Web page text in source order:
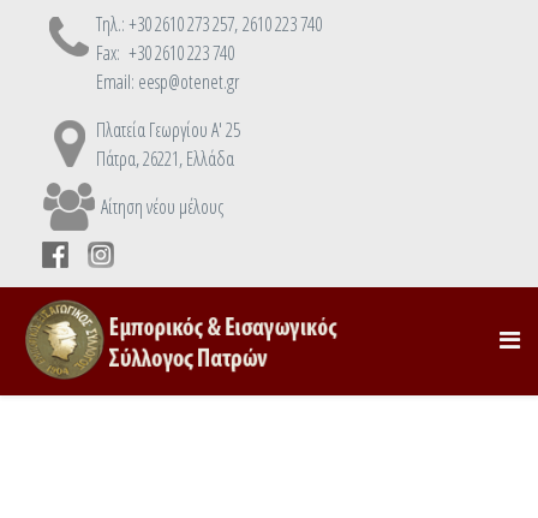
Τηλ.: +30 2610 273 257, 2610 223 740
Fax: +30 2610 223 740
Email: eesp@otenet.gr
Πλατεία Γεωργίου Α' 25
Πάτρα, 26221, Ελλάδα
Αίτηση νέου μέλους